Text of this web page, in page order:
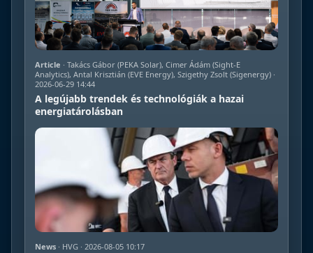
Article · Takács Gábor (PEKA Solar), Cimer Ádám (Sight-E
Analytics), Antal Krisztián (EVE Energy), Szigethy Zsolt (Sigenergy) ·
2026-06-29 14:44
A legújabb trendek és technológiák a hazai
energiatárolásban
News · HVG · 2026-08-05 10:17